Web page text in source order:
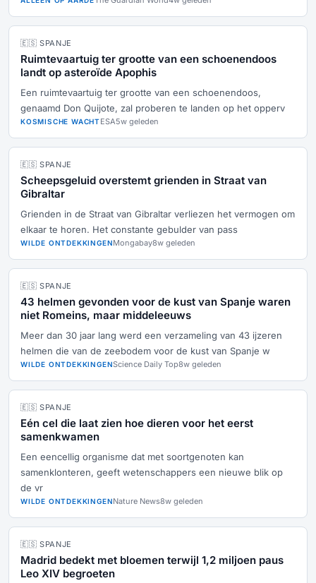
🇪🇸 SPANJE
Ruimtevaartuig ter grootte van een schoenendoos
landt op asteroïde Apophis
Een ruimtevaartuig ter grootte van een schoenendoos,
genaamd Don Quijote, zal proberen te landen op het opperv
KOSMISCHE WACHTESA5w geleden
🇪🇸 SPANJE
Scheepsgeluid overstemt grienden in Straat van
Gibraltar
Grienden in de Straat van Gibraltar verliezen het vermogen om
elkaar te horen. Het constante gebulder van pass
WILDE ONTDEKKINGENMongabay8w geleden
🇪🇸 SPANJE
43 helmen gevonden voor de kust van Spanje waren
niet Romeins, maar middeleeuws
Meer dan 30 jaar lang werd een verzameling van 43 ijzeren
helmen die van de zeebodem voor de kust van Spanje w
WILDE ONTDEKKINGENScience Daily Top8w geleden
🇪🇸 SPANJE
Eén cel die laat zien hoe dieren voor het eerst
samenkwamen
Een eencellig organisme dat met soortgenoten kan
samenklonteren, geeft wetenschappers een nieuwe blik op
de vr
WILDE ONTDEKKINGENNature News8w geleden
🇪🇸 SPANJE
Madrid bedekt met bloemen terwijl 1,2 miljoen paus
Leo XIV begroeten